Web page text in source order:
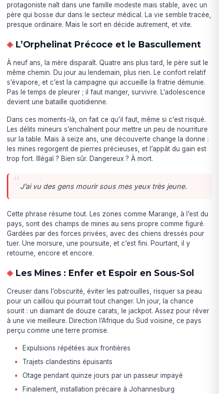
protagoniste naît dans une famille modeste mais stable, avec un
père qui bosse dur dans le secteur médical. La vie semble tracée,
presque ordinaire. Mais le sort en décide autrement, et vite.
L’Orphelinat Précoce et le Bascullement
À neuf ans, la mère disparaît. Quatre ans plus tard, le père suit le
même chemin. Du jour au lendemain, plus rien. Le confort relatif
s’évapore, et c’est la campagne qui accueille la fratrie démunie.
Pas le temps de pleurer ; il faut manger, survivre. L’adolescence
devient une bataille quotidienne.
Dans ces moments-là, on fait ce qu’il faut, même si c’est risqué.
Les délits mineurs s’enchaînent pour mettre un peu de nourriture
sur la table. Mais à seize ans, une découverte change la donne :
les mines regorgent de pierres précieuses, et l’appât du gain est
trop fort. Illégal ? Bien sûr. Dangereux ? À mort.
J’ai vu des gens mourir sous mes yeux très jeune.
Cette phrase résume tout. Les zones comme Marange, à l’est du
pays, sont des champs de mines au sens propre comme figuré.
Gardées par des forces privées, avec des chiens dressés pour
tuer. Une morsure, une poursuite, et c’est fini. Pourtant, il y
retourne, encore et encore.
Les Mines : Enfer et Espoir en Sous-Sol
Creuser dans l’obscurité, éviter les patrouilles, risquer sa peau
pour un caillou qui pourrait tout changer. Un jour, la chance
sourit : un diamant de douze carats, le jackpot. Assez pour rêver
à une vie meilleure. Direction l’Afrique du Sud voisine, ce pays
perçu comme une terre promise.
Expulsions répétées aux frontières
Trajets clandestins épuisants
Otage pendant quinze jours par un passeur impayé
Finalement, installation précaire à Johannesburg